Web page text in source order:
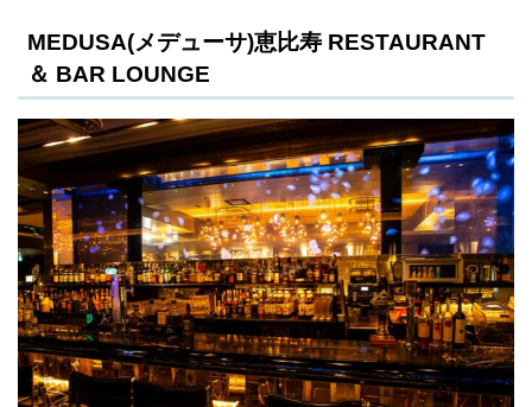
MEDUSA(メデューサ)恵比寿 RESTAURANT
＆ BAR LOUNGE